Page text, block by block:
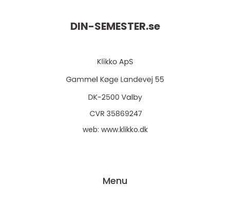
DIN-SEMESTER.se
web: www.klikko.dk
Menu